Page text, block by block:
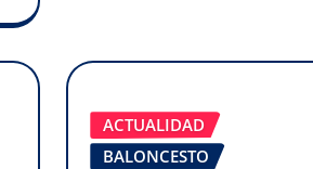
ACTUALIDAD
BALONCESTO